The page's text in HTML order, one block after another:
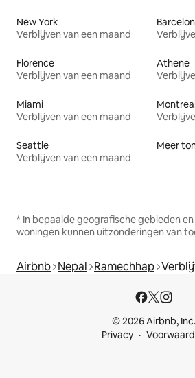
New York
Verblijven van een maand
Florence
Verblijven van een maand
Athene
Miami
Verblijven van een maand
Montreal
Seattle
Verblijven van een maand
Meer
* In bepaalde geografische gebieden
woningen kunnen uitzonderingen van
Airbnb Nepal Ramechhap
© 2026 Airbnb, Inc.
Privacy